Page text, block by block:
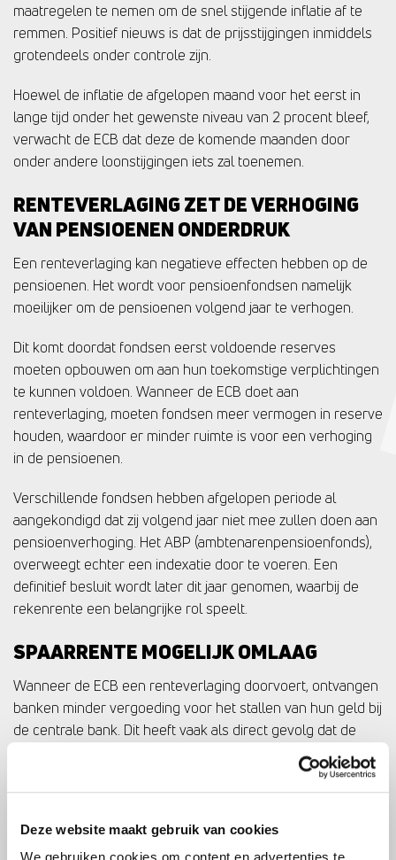
Deze website maakt gebruik van cookies
maatregelen te nemen om de snel stijgende inflatie af te
remmen. Positief nieuws is dat de prijsstijgingen inmiddels
grotendeels onder controle zijn.
Hoewel de inflatie de afgelopen maand voor het eerst in
lange tijd onder het gewenste niveau van 2 procent bleef,
verwacht de ECB dat deze de komende maanden door
onder andere loonstijgingen iets zal toenemen.
RENTEVERLAGING ZET DE VERHOGING
VAN PENSIOENEN ONDERDRUK
Een renteverlaging kan negatieve effecten hebben op de
pensioenen. Het wordt voor pensioenfondsen namelijk
moeilijker om de pensioenen volgend jaar te verhogen.
Dit komt doordat fondsen eerst voldoende reserves
moeten opbouwen om aan hun toekomstige verplichtingen
te kunnen voldoen. Wanneer de ECB doet aan
renteverlaging, moeten fondsen meer vermogen in reserve
houden, waardoor er minder ruimte is voor een verhoging
in de pensioenen.
Verschillende fondsen hebben afgelopen periode al
aangekondigd dat zij volgend jaar niet mee zullen doen aan
pensioenverhoging. Het ABP (ambtenarenpensioenfonds),
overweegt echter een indexatie door te voeren. Een
definitief besluit wordt later dit jaar genomen, waarbij de
rekenrente een belangrijke rol speelt.
SPAARRENTE MOGELIJK OMLAAG
Wanneer de ECB een renteverlaging doorvoert, ontvangen
banken minder vergoeding voor het stallen van hun geld bij
de centrale bank. Dit heeft vaak als direct gevolg dat de
spaarrente voor klanten ook daalt. Banken passen namelijk
spaartegoeden lager kan uitvallen.
“Het is belangrijk om nu goed na te denken over hoe je jouw